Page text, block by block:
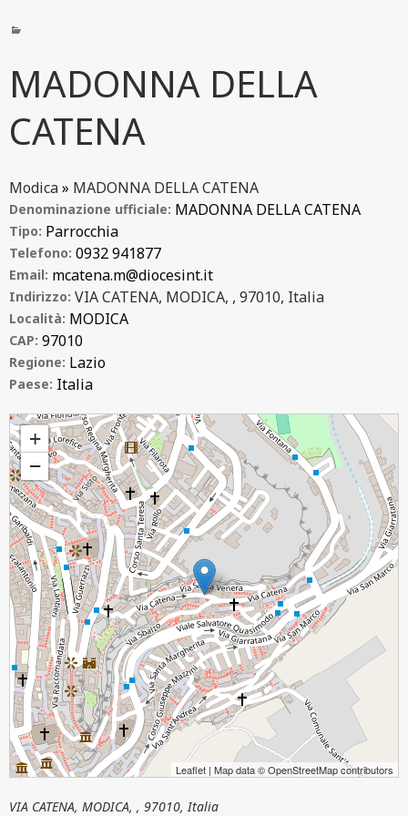
MADONNA DELLA
CATENA
Modica» MADONNA DELLA CATENA
Denominazione ufficiale: MADONNA DELLA CATENA
Tipo: Parrocchia
Telefono: 0932 941877
Email: mcatena.m@diocesint.it
Indirizzo: VIA CATENA, MODICA, , 97010, Italia
Località: MODICA
CAP: 97010
Regione: Lazio
Paese: Italia
MADONNA DELLA CATENA
+
−
Leaflet | Map data ©OpenStreetMapcontributors
VIA CATENA, MODICA, , 97010, Italia